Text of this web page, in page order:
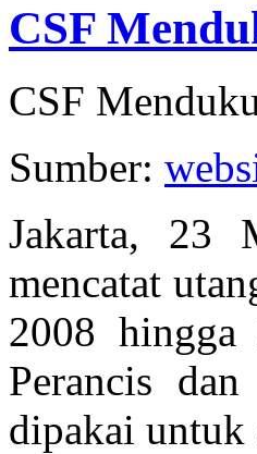
CSF
CSF
Sumber:
Jakarta, 23
mencatat
2008
Perancis
dipakai untuk